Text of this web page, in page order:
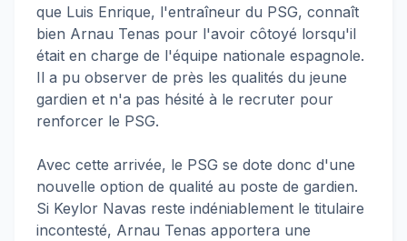
que Luis Enrique, l'entraîneur du PSG, connaît
bien Arnau Tenas pour l'avoir côtoyé lorsqu'il
était en charge de l'équipe nationale espagnole.
Il a pu observer de près les qualités du jeune
gardien et n'a pas hésité à le recruter pour
renforcer le PSG.
Avec cette arrivée, le PSG se dote donc d'une
nouvelle option de qualité au poste de gardien.
Si Keylor Navas reste indéniablement le titulaire
incontesté, Arnau Tenas apportera une